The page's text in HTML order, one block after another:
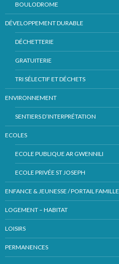
BOULODROME
DÉVELOPPEMENT DURABLE
DÉCHETTERIE
GRATUITERIE
TRI SÉLECTIF ET DÉCHETS
ENVIRONNEMENT
SENTIERS D’INTERPRÉTATION
ECOLES
ECOLE PUBLIQUE AR GWENNILI
ECOLE PRIVÉE ST JOSEPH
ENFANCE & JEUNESSE / PORTAIL FAMILLE
LOGEMENT – HABITAT
LOISIRS
PERMANENCES